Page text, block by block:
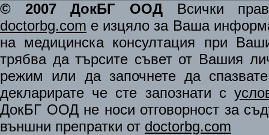
© 2007 ДокБГ ООД Всички
doctorbg.com е изцяло за Ваша
на медицинска консултация при
трябва да търсите съвет от Вашия
режим или да започнете да
декларирате че сте запознати с
ДокБГ ООД не носи отговорност за
външни препратки от doctorbg.com